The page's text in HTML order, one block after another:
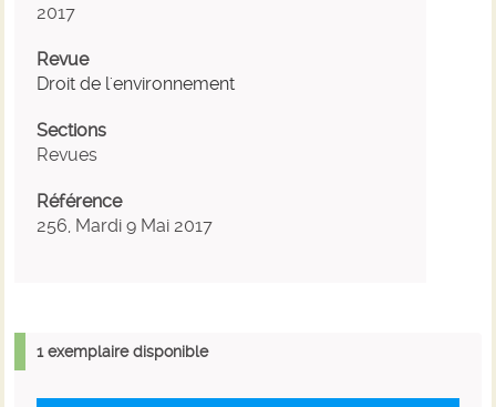
2017
Revue
Droit de l'environnement
Sections
Revues
Référence
256, Mardi 9 Mai 2017
1 exemplaire disponible